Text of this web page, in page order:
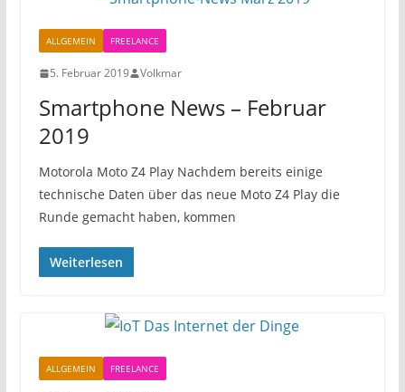
ALLGEMEIN FREELANCE
5. Februar 2019 Volkmar
Smartphone News – Februar
2019
Motorola Moto Z4 Play Nachdem bereits einige
technische Daten über das neue Moto Z4 Play die
Runde gemacht haben, kommen
Weiterlesen
ALLGEMEIN FREELANCE